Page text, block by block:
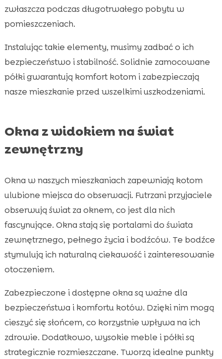
zwłaszcza podczas długotrwałego pobytu w
pomieszczeniach.
Instalując takie elementy, musimy zadbać o ich
bezpieczeństwo i stabilność. Solidnie zamocowane
półki gwarantują komfort kotom i zabezpieczają
nasze mieszkanie przed wszelkimi uszkodzeniami.
Okna z widokiem na świat
zewnętrzny
Okna w naszych mieszkaniach zapewniają kotom
ulubione miejsca do obserwacji. Futrzani przyjaciele
obserwują świat za oknem, co jest dla nich
fascynujące. Okna stają się portalami do świata
zewnętrznego, pełnego życia i bodźców. Te bodźce
stymulują ich naturalną ciekawość i zainteresowanie
otoczeniem.
Zabezpieczone i dostępne okna są ważne dla
bezpieczeństwa i komfortu kotów. Dzięki nim mogą
cieszyć się słońcem, co korzystnie wpływa na ich
zdrowie. Dodatkowo, wysokie meble i półki są
strategicznie rozmieszczane. Tworzą idealne punkty